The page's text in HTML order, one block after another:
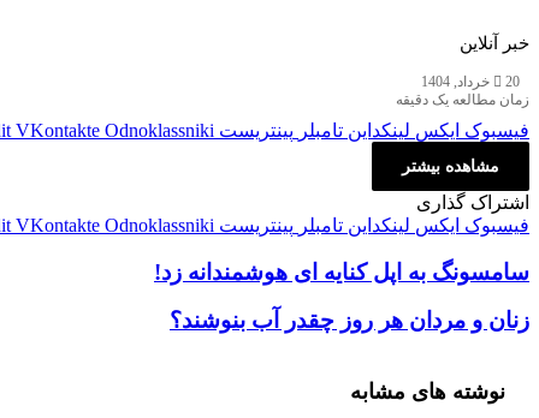
خبر آنلاین
20 خرداد, 1404
زمان مطالعه یک دقیقه
فیسبوک ایکس لینکداین تامبلر پینتریست VKontakte Odnoklassniki
مشاهده بیشتر
اشتراک گذاری
فیسبوک ایکس لینکداین تامبلر پینتریست VKontakte Odnoklassniki
سامسونگ به اپل کنایه ای هوشمندانه زد!
سامسونگ به اپل کنایه ای هوشمندانه زد!
زنان و مردان هر روز چقدر آب بنوشند؟
زنان و مردان هر روز چقدر آب بنوشند؟
نوشته های مشابه